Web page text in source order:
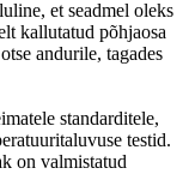
et seadmel oleks
kallutatud põhjaosa
andurile, tagades
standarditele,
testid.
on valmistatud